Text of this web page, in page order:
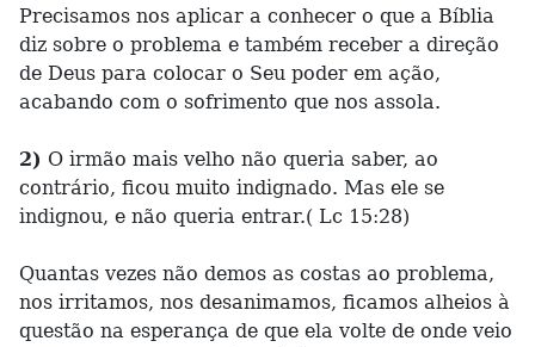
Precisamos nos aplicar a conhecer o que a Bíblia
diz sobre o problema e também receber a direção
de Deus para colocar o Seu poder em ação,
acabando com o sofrimento que nos assola.
2) O irmão mais velho não queria saber, ao
contrário, ficou muito indignado. Mas ele se
indignou, e não queria entrar.( Lc 15:28)
Quantas vezes não demos as costas ao problema,
nos irritamos, nos desanimamos, ficamos alheios à
questão na esperança de que ela volte de onde veio